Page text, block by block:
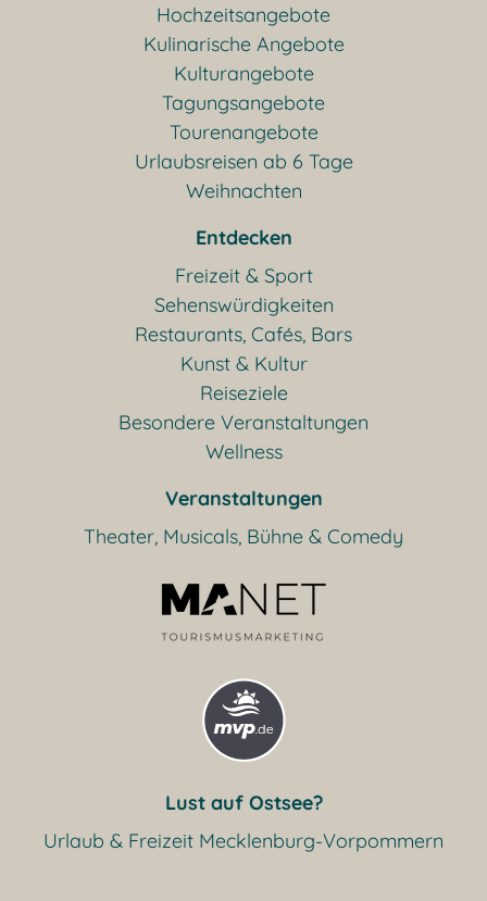
Hochzeitsangebote
Kulinarische Angebote
Kulturangebote
Tagungsangebote
Tourenangebote
Urlaubsreisen ab 6 Tage
Weihnachten
Entdecken
Freizeit & Sport
Sehenswürdigkeiten
Restaurants, Cafés, Bars
Kunst & Kultur
Reiseziele
Besondere Veranstaltungen
Wellness
Veranstaltungen
Theater, Musicals, Bühne & Comedy
Lust auf Ostsee?
Urlaub & Freizeit Mecklenburg-Vorpommern